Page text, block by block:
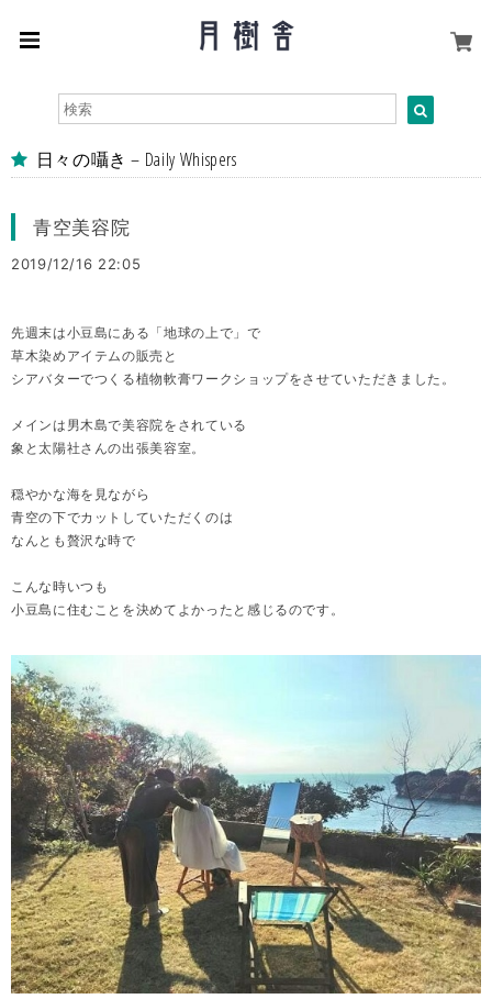
日々の囁き – Daily Whispers
青空美容院
2019/12/16 22:05
先週末は小豆島にある「地球の上で」で
草木染めアイテムの販売と
シアバターでつくる植物軟膏ワークショップをさせていただきました。
メインは男木島で美容院をされている
象と太陽社さんの出張美容室。
穏やかな海を見ながら
青空の下でカットしていただくのは
なんとも贅沢な時で
こんな時いつも
小豆島に住むことを決めてよかったと感じるのです。